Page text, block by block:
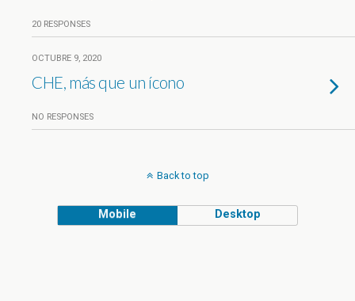
20 RESPONSES
OCTUBRE 9, 2020
CHE, más que un ícono
NO RESPONSES
Back to top
Mobile Desktop